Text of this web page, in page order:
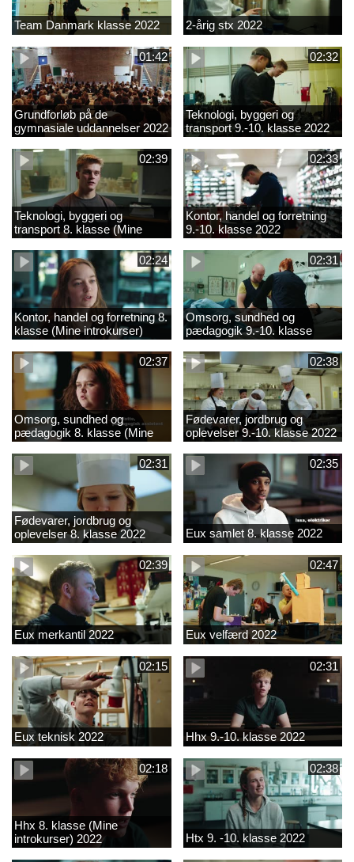
Team Danmark klasse 2022 2-årig stx 2022
01:42
Grundforløb på de
gymnasiale uddannelser 2022
02:32
Teknologi, byggeri og
transport 9.-10. klasse 2022
02:39
Teknologi, byggeri og
transport 8. klasse (Mine
introkurser) 2022
02:33
Kontor, handel og forretning
9.-10. klasse 2022
02:24
Kontor, handel og forretning 8.
klasse (Mine introkurser)
2022
02:31
Omsorg, sundhed og
pædagogik 9.-10. klasse
2022
02:37
Omsorg, sundhed og
pædagogik 8. klasse (Mine
introkurser) 2022
02:38
Fødevarer, jordbrug og
oplevelser 9.-10. klasse 2022
02:31
Fødevarer, jordbrug og
oplevelser 8. klasse 2022
02:35
Eux samlet 8. klasse 2022
02:39
Eux merkantil 2022
02:47
Eux velfærd 2022
02:15
Eux teknisk 2022
02:31
Hhx 9.-10. klasse 2022
02:18
Hhx 8. klasse (Mine
introkurser) 2022
02:38
Htx 9. -10. klasse 2022